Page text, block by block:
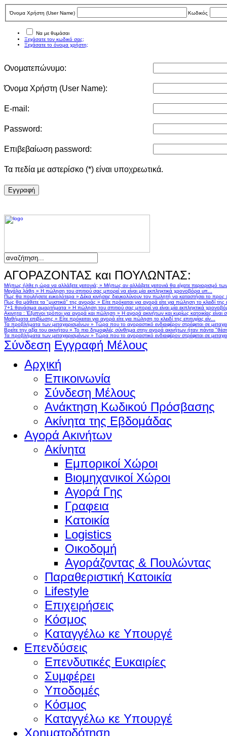
Όνομα Χρήστη (User Νame) Κωδικός
Να με θυμάσαι
Ξεχάσατε τον κωδικό σας;
Ξεχάσατε το όνομα χρήστη;
Ονοματεπώνυμο:
Όνομα Χρήστη (User Νame):
E-mail:
Password:
Επιβεβαίωση password:
Τα πεδία με αστερίσκο (*) είναι υποχρεωτικά.
Eγγραφή
ΑΓΟΡΑΖΟΝΤΑΣ και ΠΟΥΛΩΝΤΑΣ:
Μήπως ήλθε η ώρα να αλλάξετε γειτονιά; » Μήπως αν αλλάζατε γειτονιά θα είχατε περιορισμό
Μεγάλα λάθη » Η πώληση του σπιτιού σας μπορεί να είναι μία εκπληκτικά χρονοβόρα υπ...
Πως θα πουλήσετε ευκολότερα » Δέκα κινήσεις διευκολύνουν τον πωλητή να καταστήσει το
Πως θα μάθετε τα "μυστικά" της αγοράς » Είτε πρόκειται για αγορά είτε για πώληση το κλειδί της
7+1 θανάσιμα αμαρτήματα » Η πώληση του σπιτιού σας μπορεί να είναι μία εκπληκτικά
Ακινητα : Έξυπνοι τρόποι για αγορά και πώληση » Η αγορά ακινήτων και κυρίως κατοικίας
Μαθήματα επιβίωσης » Είτε πρόκειται για αγορά είτε για πώληση το κλειδί της επιτυχίας είν...
Τα προβλήματα των μεταχειρισμένων » Τώρα που το αγοραστικό ενδιαφέρον στρέφεται σε
Βρείτε την αξία του ακινήτου » Το πιο δημοφιλές σύνθημα στην αγορά ακινήτων ήταν πάντα
Τα προβλήματα των μεταχειρισμένων » Τώρα που το αγοραστικό ενδιαφέρον στρέφεται σε
Σύνδεση Εγγραφή Μέλους
Αρχική
Επικοινωνία
Σύνδεση Μέλους
Ανάκτηση Κωδικού Πρόσβασης
Ακίνητα της Εβδομάδας
Αγορά Ακινήτων
Ακίνητα
Εμπορικοί Χώροι
Βιομηχανικοί Χώροι
Αγορά Γης
Γραφεια
Κατοικία
Logistics
Οικοδομή
Αγοράζοντας & Πουλώντας
Παραθεριστική Κατοικία
Lifestyle
Επιχειρήσεις
Κόσμος
Καταγγέλω κε Υπουργέ
Επενδύσεις
Επενδυτικές Ευκαιρίες
Συμφέρει
Υποδομές
Κόσμος
Καταγγέλω κε Υπουργέ
Χρηματοδότηση